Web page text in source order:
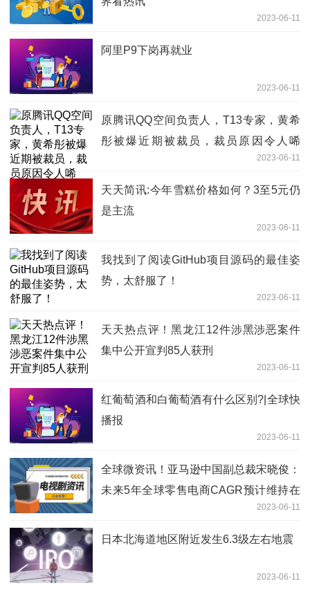
2023-06-11
阿里P9下岗再就业
2023-06-11
原腾讯QQ空间负责人，T13专家，黄希
彤被爆近期被裁员，裁员原因令人唏
2023-06-11
天天简讯:今年雪糕价格如何？3至5元仍
是主流
2023-06-11
我找到了阅读GitHub项目源码的最佳姿
势，太舒服了！
2023-06-11
天天热点评！黑龙江12件涉黑涉恶案件
集中公开宣判85人获刑
2023-06-11
红葡萄酒和白葡萄酒有什么区别?|全球快
播报
2023-06-11
全球微资讯！亚马逊中国副总裁宋晓俊：
未来5年全球零售电商CAGR预计维持在
2023-06-11
日本北海道地区附近发生6.3级左右地震
2023-06-11